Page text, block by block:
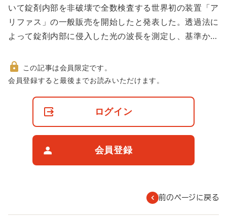
動いて錠剤内部を非破壊で全数検査する世界初の装置「ア
リファス」の一般販売を開始したと発表した。透過法に
よって錠剤内部に侵入した光の波長を測定し、基準か…
非
この記事は会員限定です。
会員登録すると最後までお読みいただけます。
ログイン
会員登録
前のページに戻る